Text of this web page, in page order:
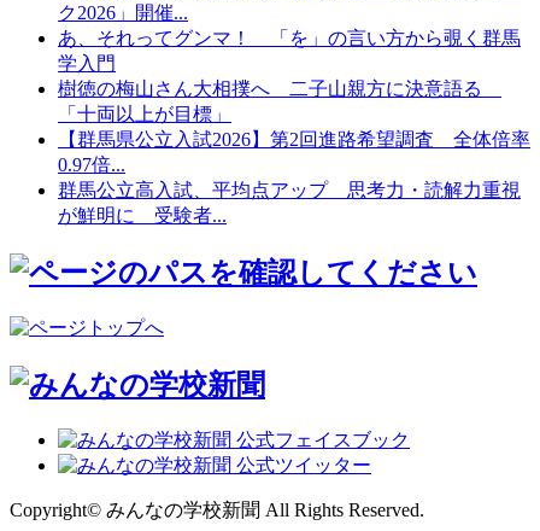
ク2026」開催...
あ、それってグンマ！ 「を」の言い方から覗く群馬
学入門
樹徳の梅山さん大相撲へ 二子山親方に決意語る
「十両以上が目標」
【群馬県公立入試2026】第2回進路希望調査 全体倍率
0.97倍...
群馬公立高入試、平均点アップ 思考力・読解力重視
が鮮明に 受験者...
Copyright© みんなの学校新聞 All Rights Reserved.